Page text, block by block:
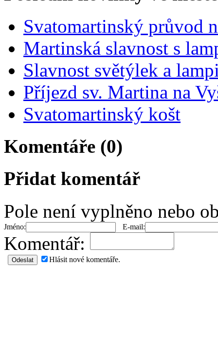
Svatomartinský průvod
Martinská slavnost s
Slavnost světýlek a
Příjezd sv. Martina na
Svatomartinský košt
Komentáře (0)
Přidat komentář
Pole není vyplněno nebo
Jméno: E-mail:
Komentář:
Hlásit nové komentáře.